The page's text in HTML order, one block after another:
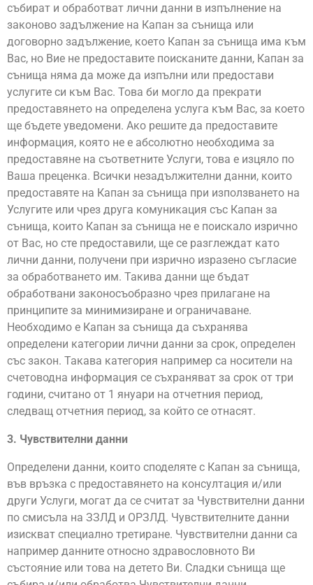
събират и обработват лични данни в изпълнение на
законово задължение на Капан за сънища или
договорно задължение, което Капан за сънища има към
Вас, но Вие не предоставите поисканите данни, Капан за
сънища няма да може да изпълни или предостави
услугите си към Вас. Това би могло да прекрати
предоставянето на определена услуга към Вас, за което
ще бъдете уведомени. Ако решите да предоставите
информация, която не е абсолютно необходима за
предоставяне на съответните Услуги, това е изцяло по
Ваша преценка. Всички незадължителни данни, които
предоставяте на Капан за сънища при използването на
Услугите или чрез друга комуникация със Капан за
сънища, които Капан за сънища не е поискало изрично
от Вас, но сте предоставили, ще се разглеждат като
лични данни, получени при изрично изразено съгласие
за обработването им. Такива данни ще бъдат
обработвани законосъобразно чрез прилагане на
принципите за минимизиране и ограничаване.
Необходимо е Капан за сънища да съхранява
определени категории лични данни за срок, определен
със закон. Такава категория например са носители на
счетоводна информация се съхраняват за срок от три
години, считано от 1 януари на отчетния период,
следващ отчетния период, за който се отнасят.
3. Чувствителни данни
Определени данни, които споделяте с Капан за сънища,
във връзка с предоставянето на консултация и/или
други Услуги, могат да се считат за Чувствителни данни
по смисъла на ЗЗЛД и ОРЗЛД. Чувствителните данни
изискват специално третиране. Чувствителни данни са
например данните относно здравословното Ви
състояние или това на детето Ви. Сладки сънища ще